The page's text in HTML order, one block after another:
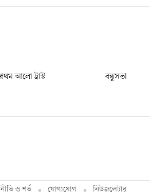
আলো ট্রাস্ট বন্ধুসভা
নীতি ও শর্ত যোগাযোগ নিউজলেটার